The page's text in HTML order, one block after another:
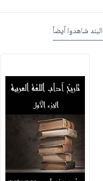
شاهدوا أيضاً